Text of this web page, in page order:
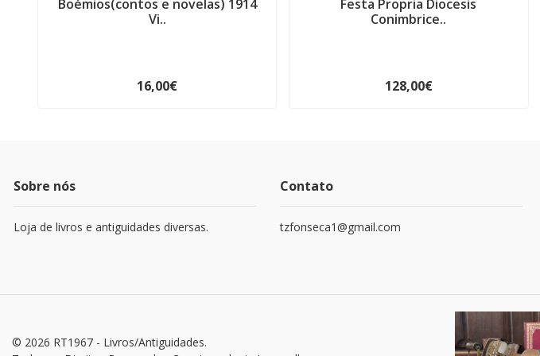
Boémios(contos e novelas) 1914
Vi..
16,00€
Festa Propria Diocesis
Conimbrice..
128,00€
Sobre nós
Loja de livros e antiguidades diversas.
Contato
tzfonseca1@gmail.com
© 2026 RT1967 - Livros/Antiguidades.